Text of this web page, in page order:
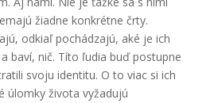
žiadne konkrétne črty.
odkiaľ pochádzajú, aké je ich
baví, nič. Títo ľudia buď postupne
svoju identitu. O to viac si ich
úlomky života vyžadujú